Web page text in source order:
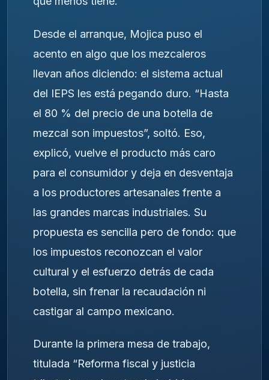
Desde el arranque, Mojica puso el
acento en algo que los mezcaleros
llevan años diciendo: el sistema actual
del IEPS les está pegando duro. “Hasta
el 80 % del precio de una botella de
mezcal son impuestos”, soltó. Eso,
explicó, vuelve el producto más caro
para el consumidor y deja en desventaja
a los productores artesanales frente a
las grandes marcas industriales. Su
propuesta es sencilla pero de fondo: que
los impuestos reconozcan el valor
cultural y el esfuerzo detrás de cada
botella, sin frenar la recaudación ni
castigar al campo mexicano.
Durante la primera mesa de trabajo,
titulada “Reforma fiscal y justicia